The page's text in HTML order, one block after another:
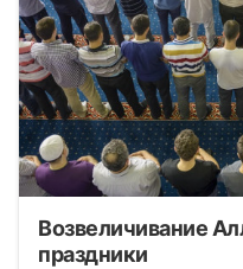
Возвеличивание
праздники